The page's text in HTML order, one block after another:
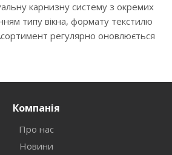
карнизну систему з окремих
типу вікна, формату текстилю
регулярно оновлюється
Компанія
Про нас
Новини